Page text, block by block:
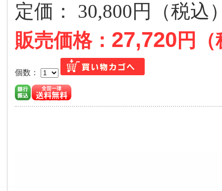
定価： 30,800円（税込
販売価格： 27,720 円
個数：